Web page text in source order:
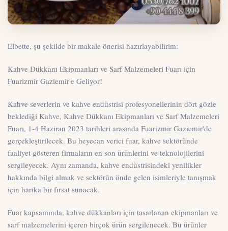
Elbette, şu şekilde bir makale önerisi hazırlayabilirim:
Kahve Dükkanı Ekipmanları ve Sarf Malzemeleri Fuarı için
Fuarizmir Gaziemir'e Geliyor!
Kahve severlerin ve kahve endüstrisi profesyonellerinin dört gözle
beklediği Kahve, Kahve Dükkanı Ekipmanları ve Sarf Malzemeleri
Fuarı, 1-4 Haziran 2023 tarihleri arasında Fuarizmir Gaziemir'de
gerçekleştirilecek. Bu heyecan verici fuar, kahve sektöründe
faaliyet gösteren firmaların en son ürünlerini ve teknolojilerini
sergileyecek. Aynı zamanda, kahve endüstrisindeki yenilikler
hakkında bilgi almak ve sektörün önde gelen isimleriyle tanışmak
için harika bir fırsat sunacak.
Fuar kapsamında, kahve dükkanları için tasarlanan ekipmanları ve
sarf malzemelerini içeren birçok ürün sergilenecek. Bu ürünler